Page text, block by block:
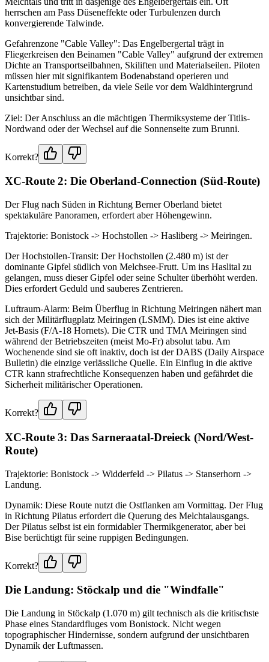
herrschen am Pass Düseneffekte oder Turbulenzen durch
konvergierende Talwinde.
Gefahrenzone "Cable Valley": Das Engelbergertal trägt in
Fliegerkreisen den Beinamen "Cable Valley" aufgrund der extremen
Dichte an Transportseilbahnen, Skiliften und Materialseilen. Piloten
müssen hier mit signifikantem Bodenabstand operieren und
Kartenstudium betreiben, da viele Seile vor dem Waldhintergrund
unsichtbar sind.
Ziel: Der Anschluss an die mächtigen Thermiksysteme der Titlis-
Nordwand oder der Wechsel auf die Sonnenseite zum Brunni.
Korrekt?
XC-Route 2: Die Oberland-Connection (Süd-Route)
Der Flug nach Süden in Richtung Berner Oberland bietet
spektakuläre Panoramen, erfordert aber Höhengewinn.
Trajektorie: Bonistock -> Hochstollen -> Hasliberg -> Meiringen.
Der Hochstollen-Transit: Der Hochstollen (2.480 m) ist der
dominante Gipfel südlich von Melchsee-Frutt. Um ins Haslital zu
gelangen, muss dieser Gipfel oder seine Schulter überhöht werden.
Dies erfordert Geduld und sauberes Zentrieren.
Luftraum-Alarm: Beim Überflug in Richtung Meiringen nähert man
sich der Militärflugplatz Meiringen (LSMM). Dies ist eine aktive
Jet-Basis (F/A-18 Hornets). Die CTR und TMA Meiringen sind
während der Betriebszeiten (meist Mo-Fr) absolut tabu. Am
Wochenende sind sie oft inaktiv, doch ist der DABS (Daily Airspace
Bulletin) die einzige verlässliche Quelle. Ein Einflug in die aktive
CTR kann strafrechtliche Konsequenzen haben und gefährdet die
Sicherheit militärischer Operationen.
Korrekt?
XC-Route 3: Das Sarneraatal-Dreieck (Nord/West-
Route)
Trajektorie: Bonistock -> Widderfeld -> Pilatus -> Stanserhorn ->
Landung.
Dynamik: Diese Route nutzt die Ostflanken am Vormittag. Der Flug
in Richtung Pilatus erfordert die Querung des Melchtalausgangs.
Der Pilatus selbst ist ein formidabler Thermikgenerator, aber bei
Bise berüchtigt für seine ruppigen Bedingungen.
Korrekt?
Die Landung: Stöckalp und die "Windfalle"
Die Landung in Stöckalp (1.070 m) gilt technisch als die kritischste
Phase eines Standardfluges vom Bonistock. Nicht wegen
topographischer Hindernisse, sondern aufgrund der unsichtbaren
Dynamik der Luftmassen.